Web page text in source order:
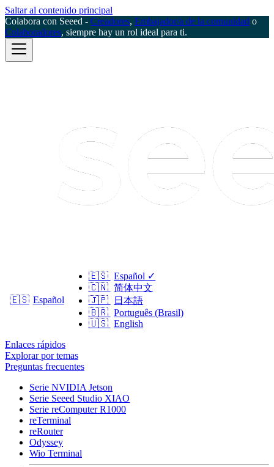
Saltar al contenido principal
Colabora con Seeed - Creadores, Embajador/a de la comunidad o
Colaboradores, siempre hay un rol ideal para ti.
🇪🇸 Español
🇪🇸 Español ✓
🇨🇳 简体中文
🇯🇵
日本語
🇧🇷 Português (Brasil)
🇺🇸 English
Enlaces rápidos
Explorar por temas
Preguntas frecuentes
Serie NVIDIA Jetson
Serie Seeed Studio XIAO
Serie reComputer R1000
reTerminal
reRouter
Odyssey
Wio Terminal